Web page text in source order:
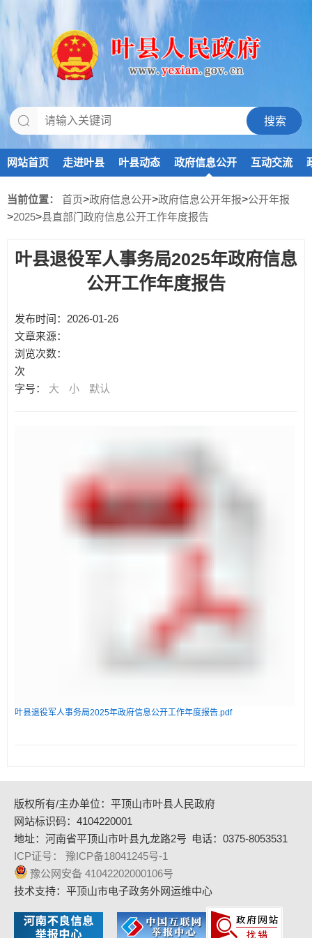
网站首页 走进叶县 叶县动态 政府信息公开 互动交流
当前位置： 首页>政府信息公开>政府信息公开年报>公开年报
>2025>县直部门政府信息公开工作年度报告
叶县退役军人事务局2025年政府信息
公开工作年度报告
发布时间：2026-01-26
文章来源：
浏览次数：
次
字号： 大 小 默认
叶县退役军人事务局2025年政府信息公开工作年度报告.pdf
版权所有/主办单位：平顶山市叶县人民政府
网站标识码：4104220001
地址：河南省平顶山市叶县九龙路2号 电话：0375-8053531
ICP证号： 豫ICP备18041245号-1
豫公网安备 41042202000106号
技术支持：平顶山市电子政务外网运维中心